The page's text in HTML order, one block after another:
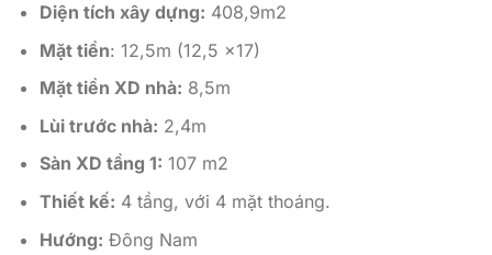
Diện tích xây dựng: 408,9m2
Mặt tiền: 12,5m (12,5 x17)
Mặt tiền XD nhà: 8,5m
Lùi trước nhà: 2,4m
Sàn XD tầng 1: 107 m2
Thiết kế: 4 tầng, với 4 mặt thoáng.
Hướng: Đông Nam